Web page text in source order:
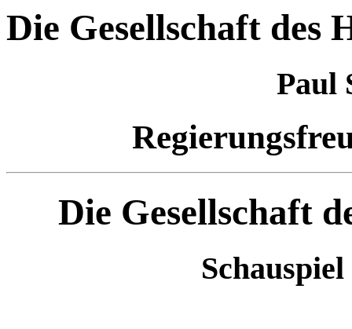
Die Gesellschaft
Paul
Die Gesellschaft